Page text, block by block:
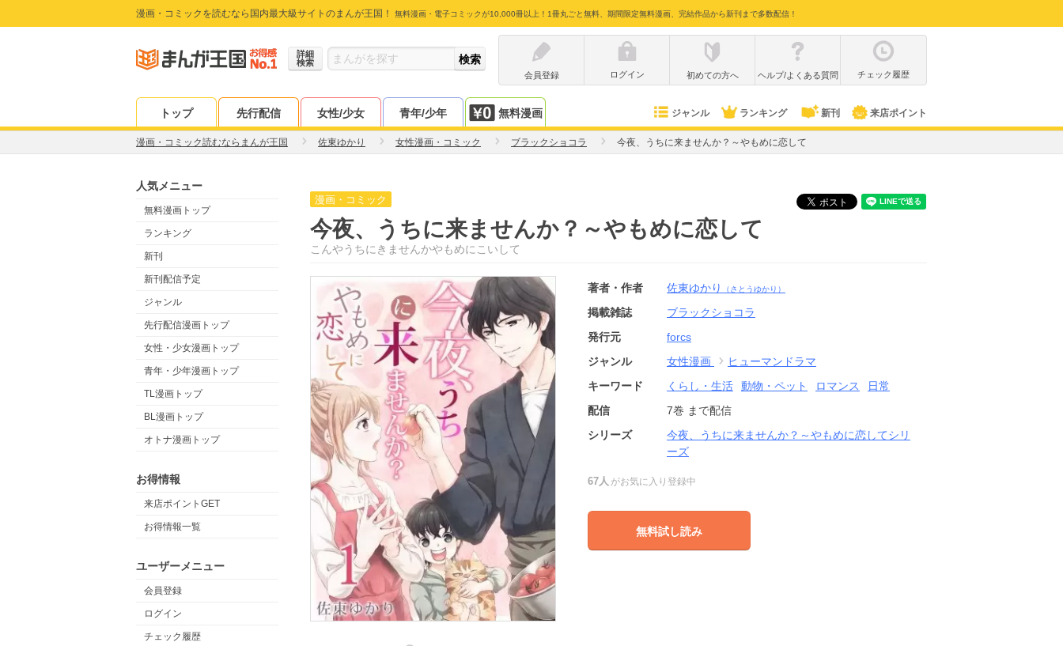
漫画・コミックを読むなら国内最大級サイトのまんが王国！ 無料漫画・電子コミックが10,000冊以上！1冊丸ごと無料、期間限定無料漫画、完結作品から新刊まで多数配信！
詳細
検索
会員登録
ログイン 初めての方へ ヘルプ/よくある質問 チェック履歴
トップ 先行配信 女性/少女 青年/少年 無料漫画 ジャンル ランキング 新刊 来店ポイント
漫画・コミック読むならまんが王国 佐東ゆかり 女性漫画・コミック ブラックショコラ 今夜、うちに来ませんか？～やもめに恋して
人気メニュー
無料漫画トップ
ランキング
新刊
新刊配信予定
ジャンル
先行配信漫画トップ
女性・少女漫画トップ
青年・少年漫画トップ
TL漫画トップ
BL漫画トップ
オトナ漫画トップ
お得情報
来店ポイントGET
お得情報一覧
ユーザーメニュー
会員登録
ログイン
チェック履歴
漫画・コミック
今夜、うちに来ませんか？～やもめに恋して
こんやうちにきませんかやもめにこいして
著者・作者 佐東ゆかり （さとうゆかり）
掲載雑誌
ブラックショコラ
発行元
forcs
ジャンル
女性漫画
ヒューマンドラマ
キーワード
くらし・生活 動物・ペット ロマンス
日常
配信
7巻 まで配信
シリーズ
今夜、うちに来ませんか？～やもめに恋してシリ
ーズ
67人 がお気に入り登録中
無料試し読み